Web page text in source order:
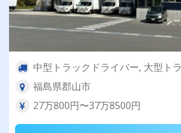
中型トラックドライバー, 大型ト
福島県郡山市
27万800円〜37万8500円